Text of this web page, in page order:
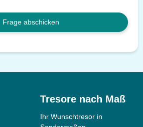
Frage abschicken
Tresore nach Maß
Ihr Wunschtresor in